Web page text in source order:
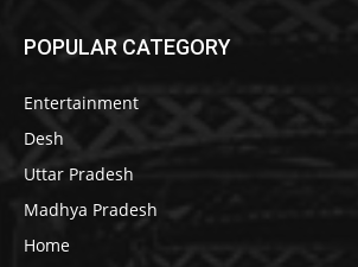
POPULAR CATEGORY
Entertainment
Desh
Uttar Pradesh
Madhya Pradesh
Home